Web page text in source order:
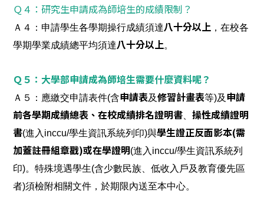
Ｑ４：研究生申請成為師培生的成績限制？
Ａ４：申請學生各學期操行成績須達八十分以上 ，在校各
學期學業成績總平均須達八十分以上。
Ｑ５：大學部申請成為師培生需要什麼資料呢？
Ａ５：應繳交申請表件(含申請表及修習計畫表等)及 申請
前各學期成績總表、在校成績排名證明書 、操性成績證明
書(進入inccu/學生資訊系統列印)與學生證正反面影本(需
加蓋註冊組章戳)或在學證明(進入inccu/學生資訊系統列
印)。特殊境遇學生(含少數民族、低收入戶及教育優先區
者)須檢附相關文件，於期限內送至本中心。